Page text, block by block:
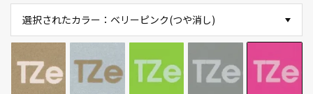
選択されたカラー：ベリーピンク(つや消し)